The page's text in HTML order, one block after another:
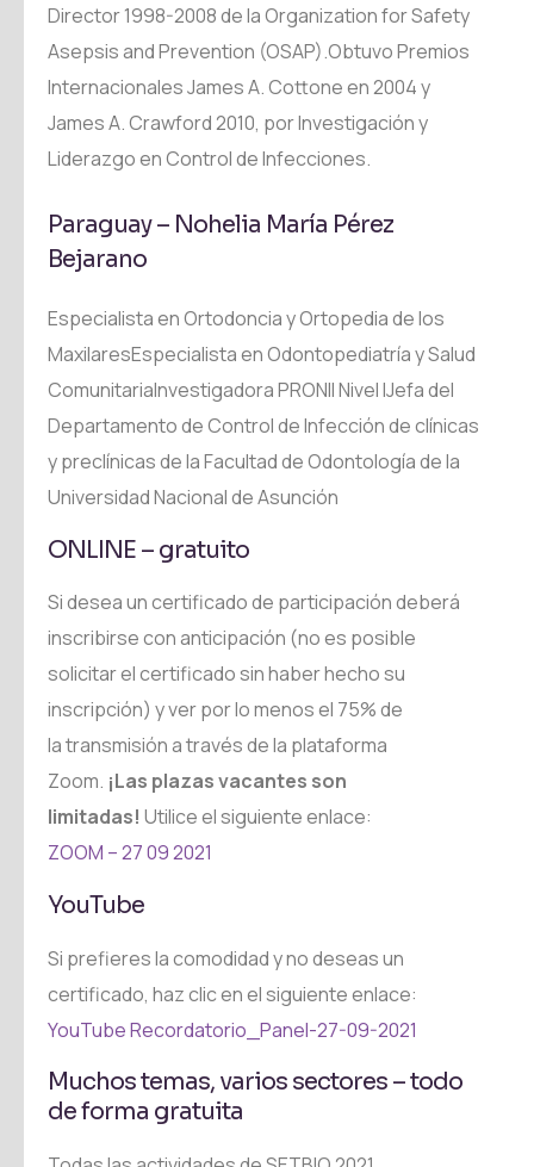
Director 1998-2008 de la Organization for Safety
Asepsis and Prevention (OSAP).Obtuvo Premios
Internacionales James A. Cottone en 2004 y
James A. Crawford 2010, por Investigación y
Liderazgo en Control de Infecciones.
Paraguay – Nohelia María Pérez
Bejarano
Especialista en Ortodoncia y Ortopedia de los
MaxilaresEspecialista en Odontopediatría y Salud
ComunitariaInvestigadora PRONII Nivel IJefa del
Departamento de Control de Infección de clínicas
y preclínicas de la Facultad de Odontología de la
Universidad Nacional de Asunción
ONLINE – gratuito
Si desea un certificado de participación deberá
inscribirse con anticipación (no es posible
solicitar el certificado sin haber hecho su
inscripción) y ver por lo menos el 75% de
la transmisión a través de la plataforma
Zoom. ¡Las plazas vacantes son
limitadas! Utilice el siguiente enlace:
ZOOM – 27 09 2021
YouTube
Si prefieres la comodidad y no deseas un
certificado, haz clic en el siguiente enlace:
YouTube Recordatorio_Panel-27-09-2021
Muchos temas, varios sectores – todo
de forma gratuita